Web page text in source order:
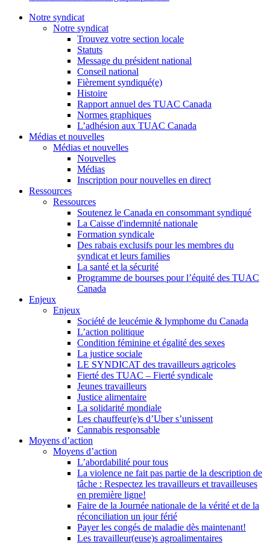
Notre syndicat
Notre syndicat
Trouvez votre section locale
Statuts
Message du président national
Conseil national
Fièrement syndiqué(e)
Histoire
Rapport annuel des TUAC Canada
Normes graphiques
L’adhésion aux TUAC Canada
Médias et nouvelles
Médias et nouvelles
Nouvelles
Médias
Inscription pour nouvelles en direct
Ressources
Ressources
Soutenez le Canada en consommant syndiqué
La Caisse d'indemnité nationale
Formation syndicale
Des rabais exclusifs pour les membres du
syndicat et leurs families
La santé et la sécurité
Programme de bourses pour l’équité des TUAC
Canada
Enjeux
Enjeux
Société de leucémie & lymphome du Canada
L’action politique
Condition féminine et égalité des sexes
La justice sociale
LE SYNDICAT des travailleurs agricoles
Fierté des TUAC – Fierté syndicale
Jeunes travailleurs
Justice alimentaire
La solidarité mondiale
Les chauffeur(e)s d’Uber s’unissent
Cannabis responsable
Moyens d’action
Moyens d’action
L’abordabilité pour tous
La violence ne fait pas partie de la description de
tâche : Respectez les travailleurs et travailleuses
en première ligne!
Faire de la Journée nationale de la vérité et de la
réconciliation un jour férié
Payer les congés de maladie dès maintenant!
Les travailleur(euse)s agroalimentaires